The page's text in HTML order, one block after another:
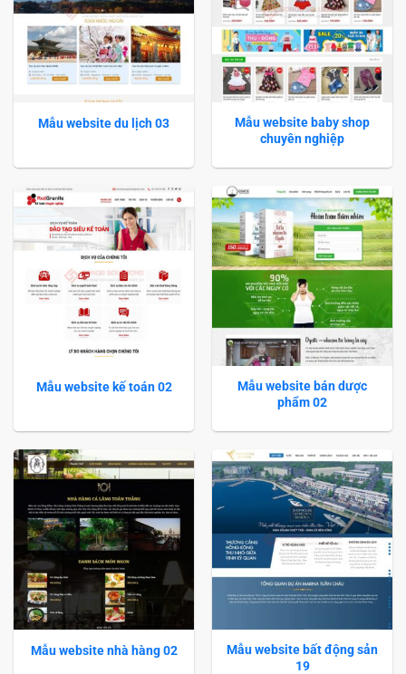
Mẫu website du lịch 03
Mẫu website baby shop
chuyên nghiệp
Mẫu website kế toán 02
Mẫu website bán dược
phẩm 02
Mẫu website nhà hàng 02
Mẫu website bất động sản
19